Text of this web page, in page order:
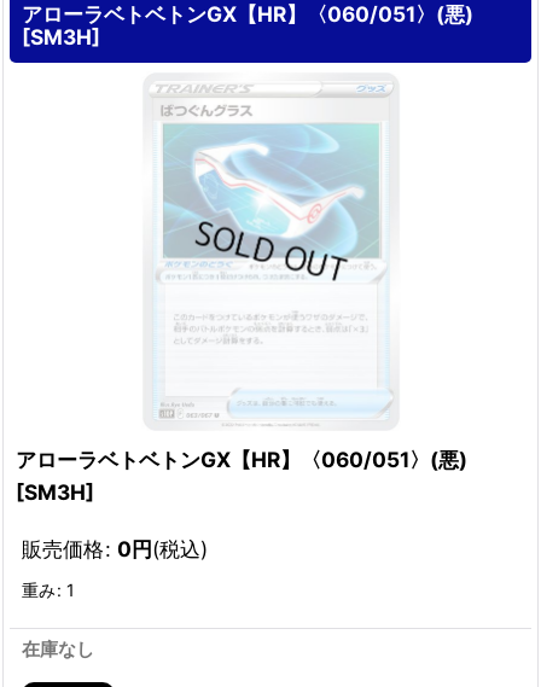
アローラベトベトンGX【HR】〈060/051〉(悪)
[SM3H]
アローラベトベトンGX【HR】〈060/051〉(悪)
[SM3H]
販売価格: 0円(税込)
重み: 1
在庫なし